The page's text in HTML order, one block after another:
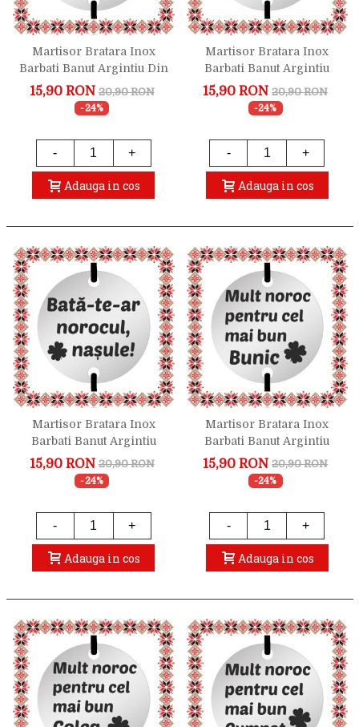
Martisor Bratara Inox
Barbati Banut Argintiu Din
Tot Sufletul Bunic
15,90 RON 20,90 RON
-24%
- +
Adauga in cos
Martisor Bratara Inox
Barbati Banut Argintiu
Urare Fiu
15,90 RON 20,90 RON
-24%
- +
Adauga in cos
Martisor Bratara Inox
Barbati Banut Argintiu
Noroc Nasule
15,90 RON 20,90 RON
-24%
- +
Adauga in cos
Martisor Bratara Inox
Barbati Banut Argintiu
Mult Noroc Bunic
15,90 RON 20,90 RON
-24%
- +
Adauga in cos